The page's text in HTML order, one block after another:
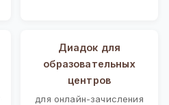
Диадок для
образовательных
центров
для онлайн-зачисления